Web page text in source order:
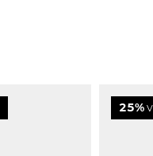
25%